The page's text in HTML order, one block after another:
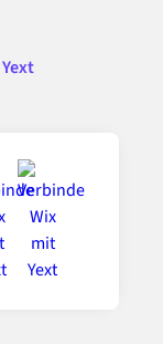
Yext